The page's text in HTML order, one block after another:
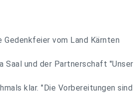
Gedenkfeier vom Land Kärnten
Saal und der Partnerschaft "Unser
klar. "Die Vorbereitungen sind